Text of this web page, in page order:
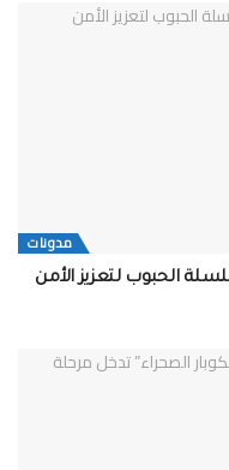
مدونات
الحبوب لتعزيز الأمن